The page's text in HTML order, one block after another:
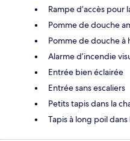
Rampe d’accès pour
Pomme de douche
Pomme de douche à
Alarme d’incendie
Entrée bien éclairée
Entrée sans escaliers
Petits tapis dans la
Tapis à long poil